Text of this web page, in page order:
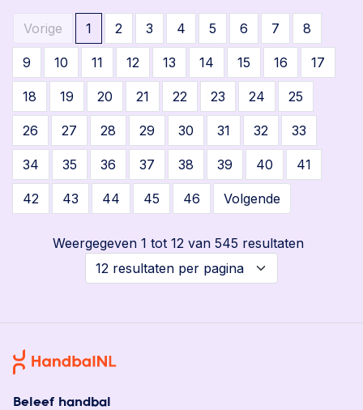
Vorige 1 2 3 4 5 6 7 8
9 10 11 12 13 14 15 16 17
18 19 20 21 22 23 24 25
26 27 28 29 30 31 32 33
34 35 36 37 38 39 40 41
42 43 44 45 46 Volgende
Weergegeven 1 tot 12 van 545 resultaten
Beleef handbal